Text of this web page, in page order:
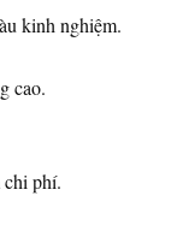
kinh nghiệm.
cao.
chi phí.